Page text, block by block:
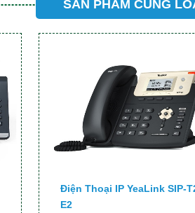
SẢN PHẨM CÙNG
Điện Thoại IP YeaLink SIP-
E2